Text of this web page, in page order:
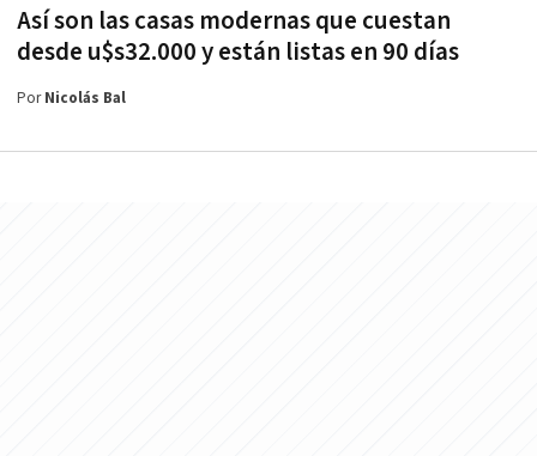
Así son las casas modernas que cuestan
desde u$s32.000 y están listas en 90 días
PorNicolás Bal